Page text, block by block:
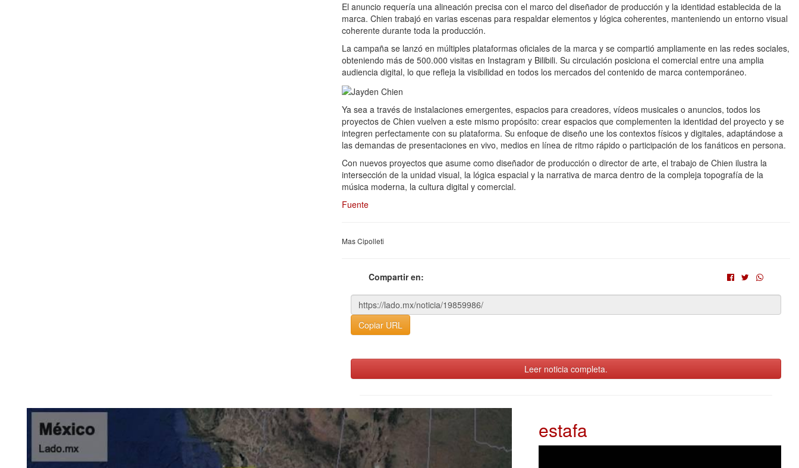
El anuncio requería una alineación precisa con el marco del diseñador de producción y la identidad establecida de la
marca. Chien trabajó en varias escenas para respaldar elementos y lógica coherentes, manteniendo un entorno visual
coherente durante toda la producción.
La campaña se lanzó en múltiples plataformas oficiales de la marca y se compartió ampliamente en las redes sociales,
obteniendo más de 500.000 visitas en Instagram y Bilibili. Su circulación posiciona el comercial entre una amplia
audiencia digital, lo que refleja la visibilidad en todos los mercados del contenido de marca contemporáneo.
Ya sea a través de instalaciones emergentes, espacios para creadores, vídeos musicales o anuncios, todos los
proyectos de Chien vuelven a este mismo propósito: crear espacios que complementen la identidad del proyecto y se
integren perfectamente con su plataforma. Su enfoque de diseño une los contextos físicos y digitales, adaptándose a
las demandas de presentaciones en vivo, medios en línea de ritmo rápido o participación de los fanáticos en persona.
Con nuevos proyectos que asume como diseñador de producción o director de arte, el trabajo de Chien ilustra la
intersección de la unidad visual, la lógica espacial y la narrativa de marca dentro de la compleja topografía de la
música moderna, la cultura digital y comercial.
Fuente
Mas Cipolleti
Compartir en:
Copiar URL
Leer noticia completa.
estafa